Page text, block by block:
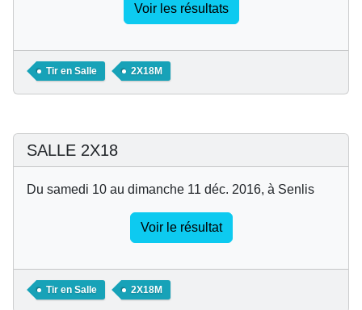
Voir les résultats
Tir en Salle 2X18M
SALLE 2X18
Du samedi 10 au dimanche 11 déc. 2016, à Senlis
Voir le résultat
Tir en Salle 2X18M